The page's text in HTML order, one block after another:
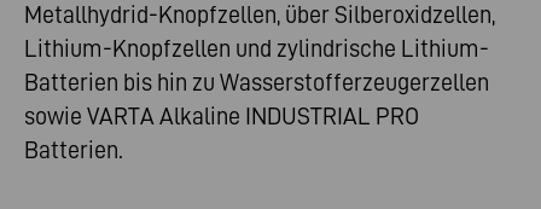
Metallhydrid-Knopfzellen, über Silberoxidzellen,
Lithium-Knopfzellen und zylindrische Lithium-
Batterien bis hin zu Wasserstofferzeugerzellen
sowie VARTA Alkaline INDUSTRIAL PRO
Batterien.